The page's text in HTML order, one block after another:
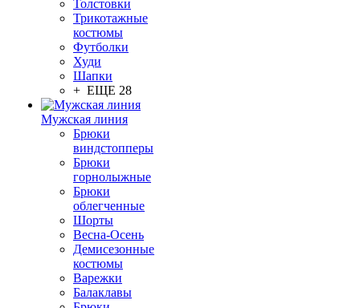
Толстовки
Трикотажные
костюмы
Футболки
Худи
Шапки
+ ЕЩЕ 28
Мужская линия
Брюки
виндстопперы
Брюки
горнолыжные
Брюки
облегченные
Шорты
Весна-Осень
Демисезонные
костюмы
Варежки
Балаклавы